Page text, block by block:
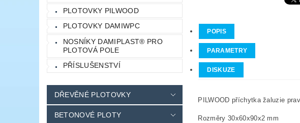
PLOTOVKY PILWOOD
PLOTOVKY DAMIWPC
NOSNÍKY DAMIPLAST® PRO
PLOTOVÁ POLE
PŘÍSLUŠENSTVÍ
DŘEVĚNÉ PLOTOVKY
BETONOVÉ PLOTY
POPIS
PARAMETRY
DISKUZE
PILWOOD příchytka žaluzie
Rozměry 30x60x90x2 mm